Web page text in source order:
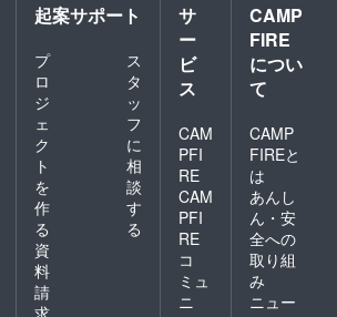
起案サポート
プ
ロ
ジ
ェ
ク
ト
を
作
る
ス
タ
ッ
フ
に
相
談
す
る
資
料
請
求
サ
ー
ビ
ス
CAM
PFI
RE
CAM
PFI
RE
コ
ミュ
ニ
CAMP
FIRE
につい
て
CAMP
FIREと
は
あんし
ん・安
全への
取り組
み
ニュー